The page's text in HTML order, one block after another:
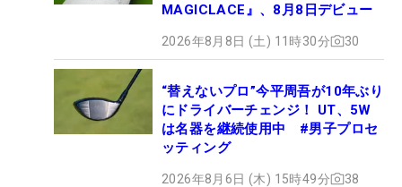
MAGICLACE』、8月8日デビュー
2026年8月8日 (土) 11時30分 30
“替えないプロ”今平周吾が10年ぶり
にドライバーチェンジ！ UT、5W
は名器を継続使用中 #男子プロセ
ッティング
2026年8月6日 (木) 15時49分 38